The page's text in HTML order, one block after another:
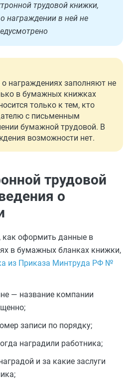
трудовой книжки,
награждении в ней не
награждениях заполняют не
в бумажных книжках
только к тем, кто
с письменным
бумажной трудовой. В
возможности нет.
трудовой
о
как оформить данные в
в бумажных бланках книжки,
из Приказа Минтруда РФ №
— название компании
записи по порядку;
наградили работника;
и за какие заслуги